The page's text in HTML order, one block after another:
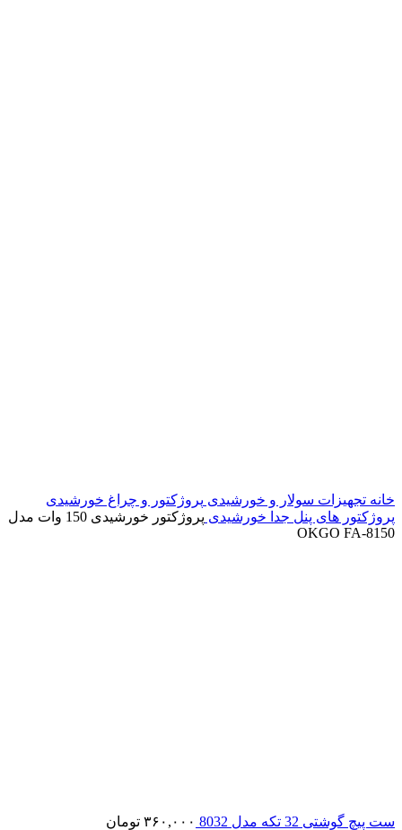
خانه تجهیزات سولار و خورشیدی پروژکتور و چراغ خورشیدی
پروژکتور های پنل جدا خورشیدی
پروژکتور خورشیدی 150 وات مدل
OKGO FA-8150
ست پیچ گوشتی 32 تکه مدل 8032 ۳۶۰,۰۰۰ تومان